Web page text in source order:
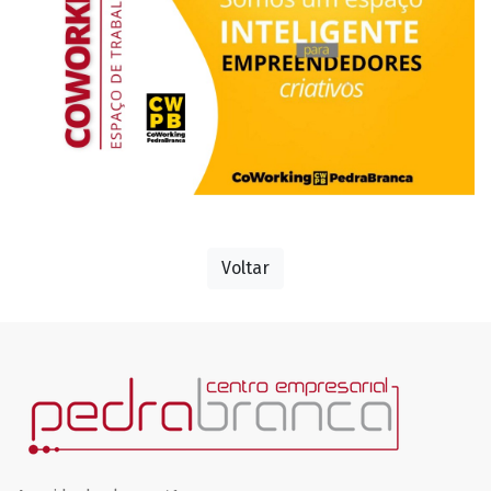
Voltar